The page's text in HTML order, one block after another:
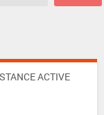
ACTIVE